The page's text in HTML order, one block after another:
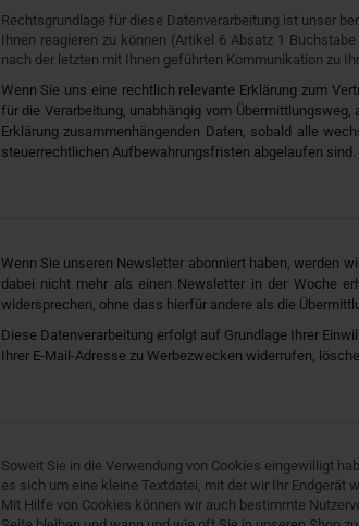
Rechtsgrundlage für diese Datenverarbeitung ist unser
Ihnen reagieren zu können (Artikel 6 Absatz 1
nach der letzten mit Ihnen geführten Kommunikation zu
Wenn Sie uns eine rechtlich relevante Erklärung zum
für die Verarbeitung, unabhängig vom
Erklärung zusammenhängenden Daten, sobald alle
steuerrechtlichen Aufbewahrungsfristen abgelaufen sind.
Wenn Sie unseren Newsletter abonniert haben, werden
dabei nicht mehr als einen Newsletter in der Woche
widersprechen, ohne dass hierfür andere als die
Diese Datenverarbeitung erfolgt auf Grundlage Ihrer
Ihrer E-Mail-Adresse zu Werbezwecken widerrufen,
Soweit Sie in die Verwendung von Cookies eingewilligt
es sich um eine kleine Textdatei, mit der wir Ihr Endgerät
Mit Hilfe von Cookies können wir auch bestimmte